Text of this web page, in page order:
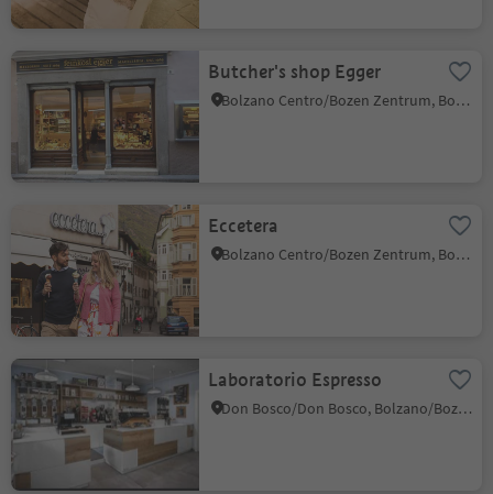
Butcher's shop Egger
Bolzano Centro/Bozen Zentrum, Bolzano/Bozen, Bolzano/Bozen and environs
Eccetera
Bolzano Centro/Bozen Zentrum, Bolzano/Bozen, Bolzano/Bozen and environs
Laboratorio Espresso
Don Bosco/Don Bosco, Bolzano/Bozen, Bolzano/Bozen and environs